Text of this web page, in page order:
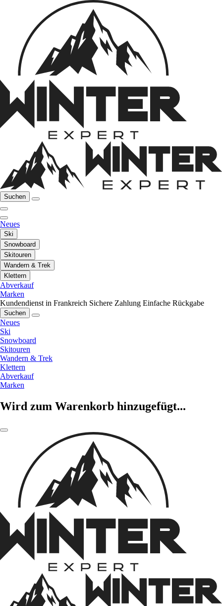
Suchen
Neues
Ski
Snowboard
Skitouren
Wandern & Trek
Klettern
Abverkauf
Marken
Kundendienst in Frankreich Sichere Zahlung Einfache Rückgabe
Suchen
Neues
Ski
Snowboard
Skitouren
Wandern & Trek
Klettern
Abverkauf
Marken
Wird zum Warenkorb hinzugefügt...